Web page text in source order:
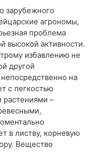
зарубежного
агрономы,
проблема
высокой активности.
избавлению не
другой
на
с легкостью
растениями –
в листву, корневую
Вещество